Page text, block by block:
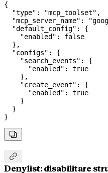
{
  "type"
: "mcp_toolset" ,
  "mcp_server_name"
:
  "default_config"
: {
    "enabled"
: false
  },
  "configs"
: {
    "search_events"
: {
      "enabled"
: true
    },
    "create_event"
: {
      "enabled"
: true
    }
  }
}


Denylist: disabilitare